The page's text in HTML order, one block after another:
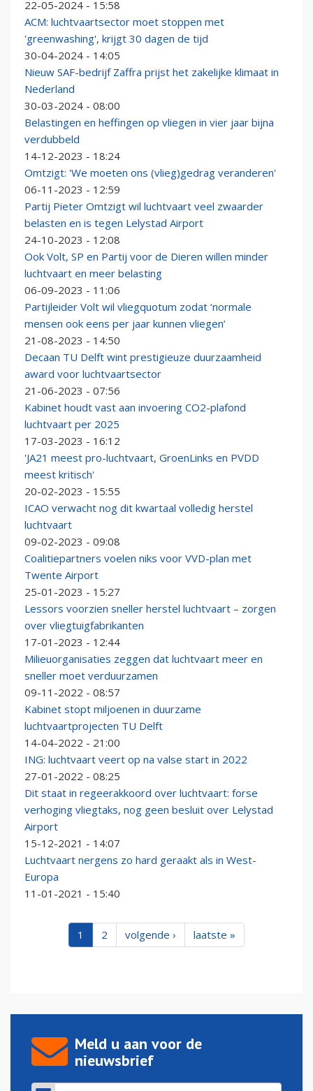
22-05-2024 - 15:58
ACM: luchtvaartsector moet stoppen met
'greenwashing', krijgt 30 dagen de tijd
30-04-2024 - 14:05
Nieuw SAF-bedrijf Zaffra prijst het zakelijke klimaat in
Nederland
30-03-2024 - 08:00
Belastingen en heffingen op vliegen in vier jaar bijna
verdubbeld
14-12-2023 - 18:24
Omtzigt: 'We moeten ons (vlieg)gedrag veranderen'
06-11-2023 - 12:59
Partij Pieter Omtzigt wil luchtvaart veel zwaarder
belasten en is tegen Lelystad Airport
24-10-2023 - 12:08
Ook Volt, SP en Partij voor de Dieren willen minder
luchtvaart en meer belasting
06-09-2023 - 11:06
Partijleider Volt wil vliegquotum zodat ‘normale
mensen ook eens per jaar kunnen vliegen’
21-08-2023 - 14:50
Decaan TU Delft wint prestigieuze duurzaamheid
award voor luchtvaartsector
21-06-2023 - 07:56
Kabinet houdt vast aan invoering CO2-plafond
luchtvaart per 2025
17-03-2023 - 16:12
'JA21 meest pro-luchtvaart, GroenLinks en PVDD
meest kritisch'
20-02-2023 - 15:55
ICAO verwacht nog dit kwartaal volledig herstel
luchtvaart
09-02-2023 - 09:08
Coalitiepartners voelen niks voor VVD-plan met
Twente Airport
25-01-2023 - 15:27
Lessors voorzien sneller herstel luchtvaart – zorgen
over vliegtuigfabrikanten
17-01-2023 - 12:44
Milieuorganisaties zeggen dat luchtvaart meer en
sneller moet verduurzamen
09-11-2022 - 08:57
Kabinet stopt miljoenen in duurzame
luchtvaartprojecten TU Delft
14-04-2022 - 21:00
ING: luchtvaart veert op na valse start in 2022
27-01-2022 - 08:25
Dit staat in regeerakkoord over luchtvaart: forse
verhoging vliegtaks, nog geen besluit over Lelystad
Airport
15-12-2021 - 14:07
Luchtvaart nergens zo hard geraakt als in West-
Europa
11-01-2021 - 15:40
1 2 volgende › laatste »
Meld u aan voor de
nieuwsbrief